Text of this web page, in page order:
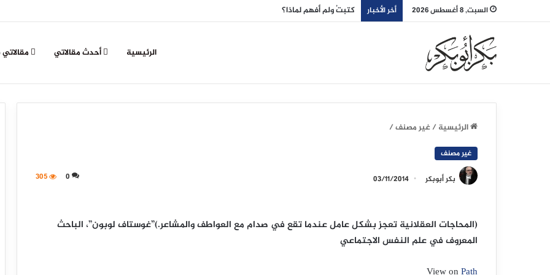
السبت, 8 أغسطس 2026 أخر الأخبار كتبتُ ولم أفهم لماذا؟
الرئيسية أحدث مقالاتي
الرئيسية/غير مصنف/
غير مصنف
بكر أبوبكر 03/11/2014
0
305
‏(المحاجات العقلانية تعجز بشكل عامل عندما تقع في صدام مع العواطف والمشاعر.)”غوستاف لوبون”، الباحث
المعروف في علم النفس الاجتماعي